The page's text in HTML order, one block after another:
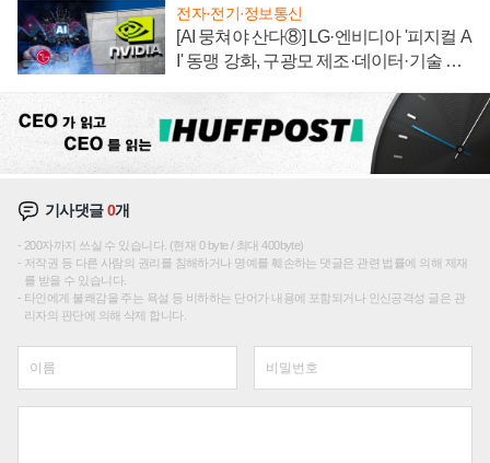
전자·전기·정보통신
[AI 뭉쳐야 산다⑧] LG·엔비디아 '피지컬 A
I' 동맹 강화, 구광모 제조·데이터·기술 결
기사댓글0개
200자까지 쓰실 수 있습니다. (현재 0 byte / 최대 400byte)
저작권 등 다른 사람의 권리를 침해하거나 명예를 훼손하는 댓글은 관련 법률에 의해 제재
를 받을 수 있습니다.
타인에게 불쾌감을 주는 욕설 등 비하하는 단어가 내용에 포함되거나 인신공격성 글은 관
리자의 판단에 의해 삭제 합니다.